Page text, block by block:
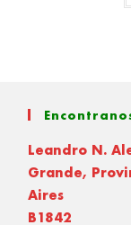
Leandro N.
Grande,
Aires
B1842